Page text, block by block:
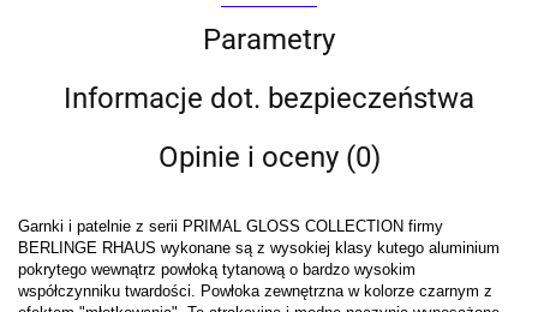
Parametry
Informacje dot. bezpieczeństwa
Opinie i oceny (0)
Garnki i patelnie z serii PRIMAL GLOSS COLLECTION firmy
BERLINGE RHAUS wykonane są z wysokiej klasy kutego aluminium
pokrytego wewnątrz powłoką tytanową o bardzo wysokim
współczynniku twardości. Powłoka zewnętrzna w kolorze czarnym z